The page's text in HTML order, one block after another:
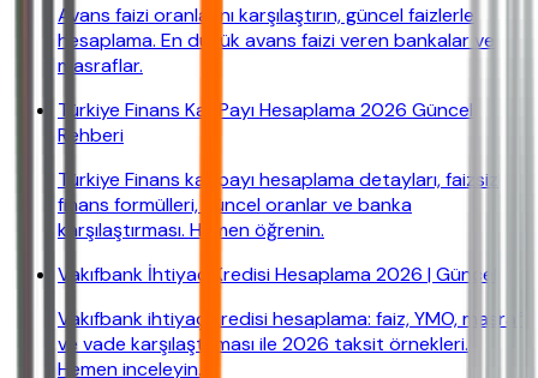
Avans faizi oranlarını karşılaştırın, güncel faizlerle
hesaplama. En düşük avans faizi veren bankalar ve
masraflar.
Türkiye Finans Kar Payı Hesaplama 2026 Güncel
Rehberi
Türkiye Finans kar payı hesaplama detayları, faizsiz
finans formülleri, güncel oranlar ve banka
karşılaştırması. Hemen öğrenin.
Vakıfbank İhtiyaç Kredisi Hesaplama 2026 | Güncel
Vakıfbank ihtiyaç kredisi hesaplama: faiz, YMO, masraf
ve vade karşılaştırması ile 2026 taksit örnekleri.
Hemen inceleyin.